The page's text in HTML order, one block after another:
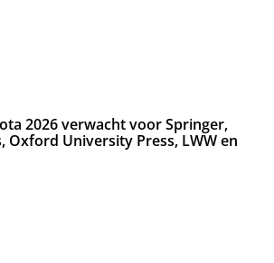
2026 verwacht voor Springer,
Oxford University Press, LWW en